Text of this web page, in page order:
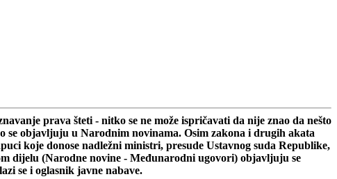
prava šteti - nitko se ne može ispričavati da nije znao da nešto
se objavljuju u Narodnim novinama. Osim zakona i drugih akata
koje donose nadležni ministri, presude Ustavnog suda Republike,
dijelu (Narodne novine - Međunarodni ugovori) objavljuju se
se i oglasnik javne nabave.